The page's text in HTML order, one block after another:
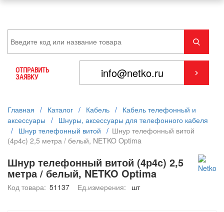
ОТПРАВИТЬ
ЗАЯВКУ
Главная / Каталог / Кабель / Кабель телефонный и
аксессуары / Шнуры, аксессуары для телефонного кабеля
/ Шнур телефонный витой / Шнур телефонный витой
(4р4с) 2,5 метра / белый, NETKO Optima
Шнур телефонный витой (4р4с) 2,5
метра / белый, NETKO Optima
Код товара: 51137 Ед.измерения: шт